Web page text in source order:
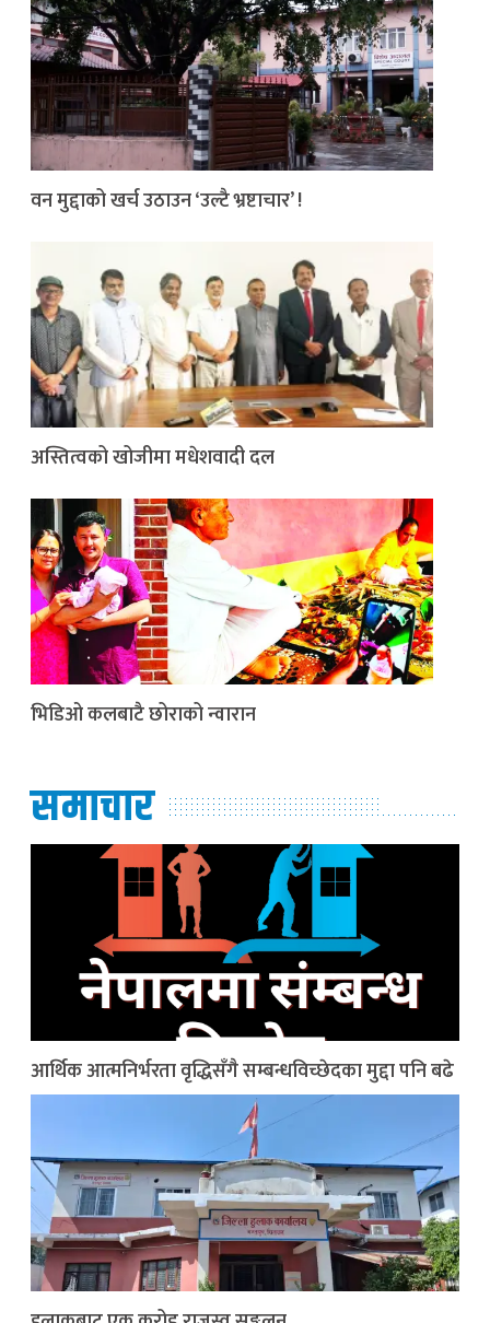
वन मुद्दाको खर्च उठाउन ‘उल्टै भ्रष्टाचार’ !
अस्तित्वको खोजीमा मधेशवादी दल
भिडिओ कलबाटै छोराको न्वारान
समाचार
आर्थिक आत्मनिर्भरता वृद्धिसँगै सम्बन्धविच्छेदका मुद्दा पनि बढे